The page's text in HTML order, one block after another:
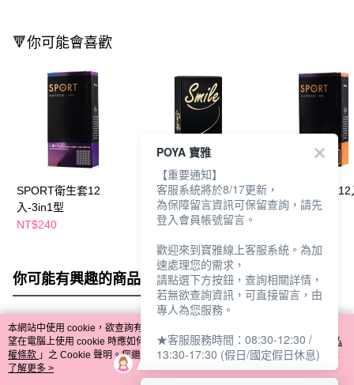
🔻你可能會喜歡
SPORT衛生套12
入-3in1型
NT$240
史邁爾衛生套12入-超
薄型
NT$100
SPORT衛生套
捍型
你可能有興趣的商品 全站排行
熱門標籤
本網站中使用 cookie，欲查詢有關本網站使用 cookie 方式之詳情，及若您不希
望在電腦上使用 cookie 時應如何變更電腦的 cookie 設定，請參閱本網站「
隱私
權條款 」之 Cookie 聲明。您繼續使用本網站即表示您同意本公司得按本網站使
用條款之 Cookie 聲明使用 cookie。
了解更多 >
POYA 寶雅
【重要通知】
客服系統將於8/17更新，
為保障留言資訊可保留查詢，請先
登入會員帳號留言。
歡迎來到寶雅線上客服系統。為加
速處理您的需求，
請點選下方按鈕，查詢相關詳情，
若無欲查詢資訊，可直接留言，由
專人為您服務。
★客服服務時間：08:30-12:30 /
13:30-17:30 (假日/國定假日休息)